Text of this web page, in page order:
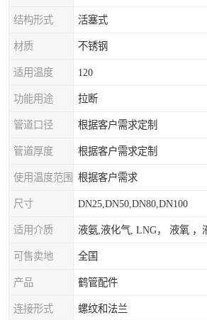
结构形式 活塞式
材质 不锈钢
适用温度 120
功能用途 拉断
管道口径 根据客户需求定制
管道厚度 根据客户需求定制
使用温度范围 根据客户需求
尺寸 DN25,DN50,DN80,DN100
适用介质 液氨,液化气, LNG， 液氧 ，
可售卖地 全国
产品 鹤管配件
连接形式 螺纹和法兰